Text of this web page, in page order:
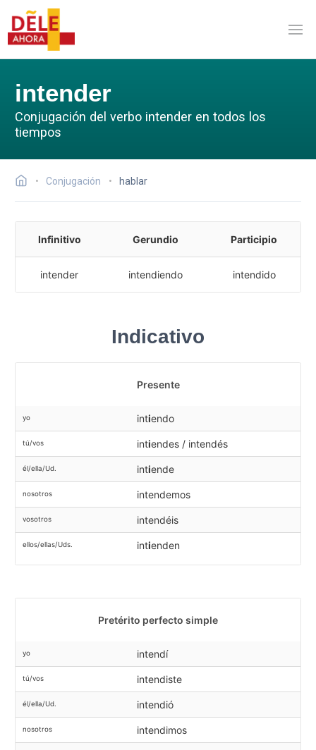
intender
Conjugación del verbo intender en todos los
tiempos
Conjugación hablar
Infinitivo Gerundio Participio
intender intendiendo intendido
Indicativo
Presente
yo intiendo
tú/vos intiendes / intendés
él/ella/Ud. intiende
nosotros intendemos
vosotros intendéis
ellos/ellas/Uds. intienden
Pretérito perfecto simple
yo intendí
tú/vos intendiste
él/ella/Ud. intendió
nosotros intendimos